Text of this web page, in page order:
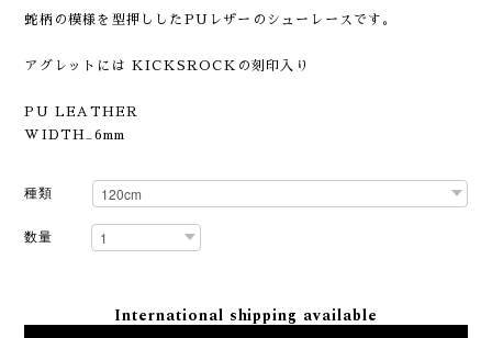
蛇柄の模様を型押ししたPUレザーのシューレースです。
アグレットには KICKSROCKの刻印入り
PU LEATHER
WIDTH_6mm
種類
数量
International shipping available